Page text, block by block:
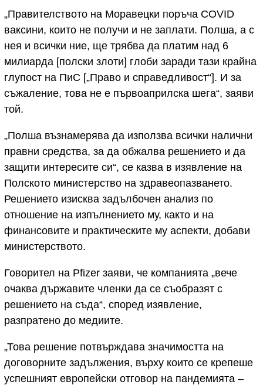
„Правителството на Моравецки поръча COVID
ваксини, които не получи и не заплати. Полша, а с
нея и всички ние, ще трябва да платим над 6
милиарда [полски злоти] глоби заради тази крайна
глупост на ПиС [„Право и справедливост“]. И за
съжаление, това не е първоаприлска шега“, заяви
той.
„Полша възнамерява да използва всички налични
правни средства, за да обжалва решението и да
защити интересите си“, се казва в изявление на
Полското министерство на здравеопазването.
Решението изисква задълбочен анализ по
отношение на изпълнението му, както и на
финансовите и практическите му аспекти, добави
министерството.
Говорител на Pfizer заяви, че компанията „вече
очаква държавите членки да се съобразят с
решението на съда“, според изявление,
разпратено до медиите.
„Това решение потвърждава значимостта на
договорните задължения, върху които се крепеше
успешният европейски отговор на пандемията –